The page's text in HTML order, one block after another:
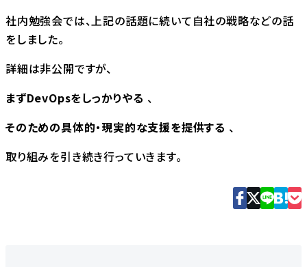
社内勉強会では、上記の話題に続いて自社の戦略などの話
をしました。
詳細は非公開ですが、
まずDevOpsをしっかりやる 、
そのための具体的・現実的な支援を提供する 、
取り組みを引き続き行っていきます。